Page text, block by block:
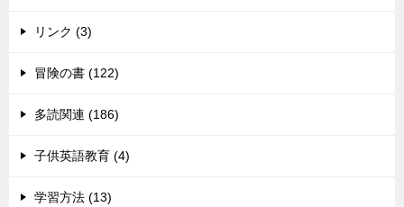
リンク (3)
冒険の書 (122)
多読関連 (186)
子供英語教育 (4)
学習方法 (13)